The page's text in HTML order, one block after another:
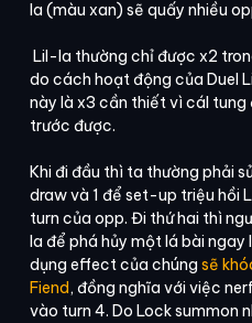
la (màu xan) sẽ quấy nhiều
Lil-la thường chỉ được x2
do cách hoạt động của Duel
này là x3 cần thiết vì cáI tung
trước được.
Khi đi đầu thì ta thường phải
draw và 1 để set-up triệu hồi
turn của opp. Đi thứ hai thì
la để phá hủy một lá bài ngay
dụng effect của chúng sẽ
Fiend, đồng nghĩa với việc
vào turn 4. Do Lock summon